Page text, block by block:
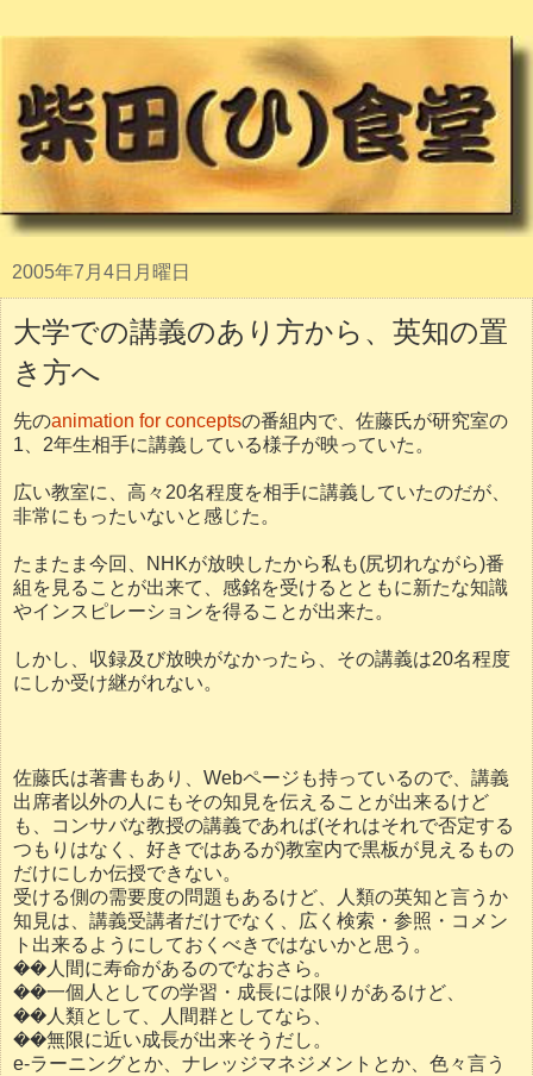
2005年7月4日月曜日
大学での講義のあり方から、英知の置
き方へ
先のanimation for conceptsの番組内で、佐藤氏が研究室の
1、2年生相手に講義している様子が映っていた。
広い教室に、高々20名程度を相手に講義していたのだが、
非常にもったいないと感じた。
たまたま今回、NHKが放映したから私も(尻切れながら)番
組を見ることが出来て、感銘を受けるとともに新たな知識
やインスピレーションを得ることが出来た。
しかし、収録及び放映がなかったら、その講義は20名程度
にしか受け継がれない。
佐藤氏は著書もあり、Webページも持っているので、講義
出席者以外の人にもその知見を伝えることが出来るけど
も、コンサバな教授の講義であれば(それはそれで否定する
つもりはなく、好きではあるが)教室内で黒板が見えるもの
だけにしか伝授できない。
受ける側の需要度の問題もあるけど、人類の英知と言うか
知見は、講義受講者だけでなく、広く検索・参照・コメン
ト出来るようにしておくべきではないかと思う。
��人間に寿命があるのでなおさら。
��一個人としての学習・成長には限りがあるけど、
��人類として、人間群としてなら、
��無限に近い成長が出来そうだし。
e-ラーニングとか、ナレッジマネジメントとか、色々言う